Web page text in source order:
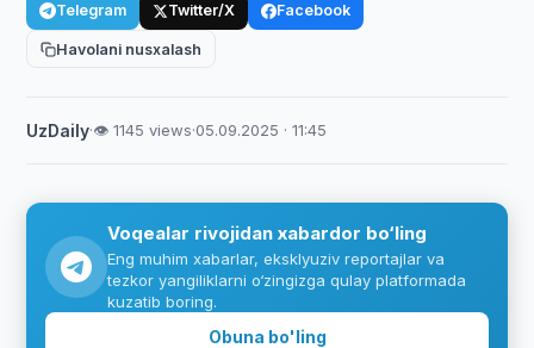
Telegram Twitter/X Facebook
Havolani nusxalash
UzDaily·👁 1145 views·05.09.2025 · 11:45
Voqealar rivojidan xabardor bo‘ling
Eng muhim xabarlar, eksklyuziv reportajlar va
tezkor yangiliklarni o‘zingizga qulay platformada
kuzatib boring.
Obuna bo'ling